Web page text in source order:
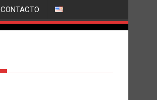
CONTACTO